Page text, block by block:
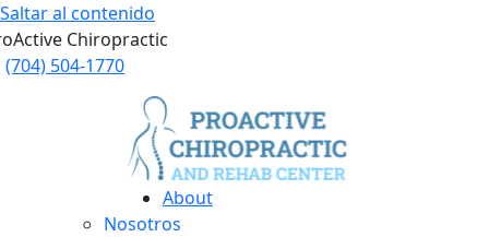
Saltar al contenido
Chiropractic
(704) 504-1770
About
Nosotros